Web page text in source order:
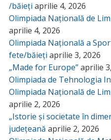
/băieți aprilie 4, 2026
Olimpiada Națională de
aprilie 4, 2026
Olimpiada Națională a
fete/băieți aprilie 3, 2026
„Made for Europe”aprilie
Olimpiada de Tehnologia
Olimpiada Națională de
aprilie 2, 2026
„Istorie și societate în
județeană aprilie 2, 2026